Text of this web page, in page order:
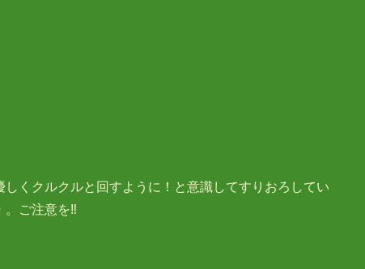
くクルクルと回すように！と意識してすりおろしてい
ご注意を‼